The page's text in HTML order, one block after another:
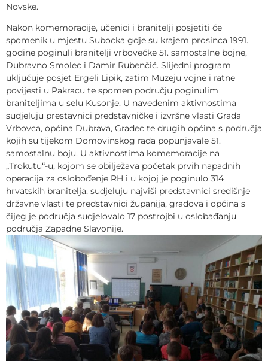
Novske.
Nakon komemoracije, učenici i branitelji posjetiti će
spomenik u mjestu Subocka gdje su krajem prosinca 1991.
godine poginuli branitelji vrbovečke 51. samostalne bojne,
Dubravno Smolec i Damir Rubenčić. Slijedni program
uključuje posjet Ergeli Lipik, zatim Muzeju vojne i ratne
povijesti u Pakracu te spomen području poginulim
braniteljima u selu Kusonje. U navedenim aktivnostima
sudjeluju prestavnici predstavničke i izvršne vlasti Grada
Vrbovca, općina Dubrava, Gradec te drugih općina s područja
kojih su tijekom Domovinskog rada popunjavale 51.
samostalnu boju. U aktivnostima komemoracije na
„Trokutu“-u, kojom se obilježava početak prvih napadnih
operacija za oslobođenje RH i u kojoj je poginulo 314
hrvatskih branitelja, sudjeluju najviši predstavnici središnje
državne vlasti te predstavnici županija, gradova i općina s
čijeg je područja sudjelovalo 17 postrojbi u oslobađanju
područja Zapadne Slavonije.